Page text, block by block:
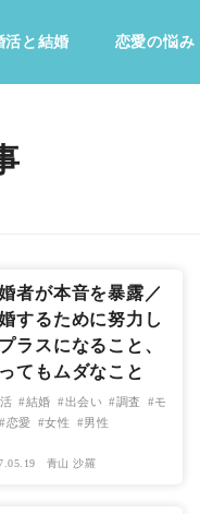
活と結婚 恋愛の悩み
能
者が本音を暴露／
するために努力し
ラスになること、
てもムダなこと
結婚 出会い 調査
モ
恋愛 女性 男性
青山 沙羅